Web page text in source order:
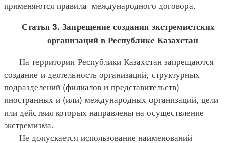
применяются правила международного договора.
Статья 3. Запрещение создания экстремистских
организаций в Республике Казахстан
На территории Республики Казахстан запрещаются
создание и деятельность организаций, структурных
подразделений (филиалов и представительств)
иностранных и (или) международных организаций, цели
или действия которых направлены на осуществление
экстремизма.
Не допускается использование наименований